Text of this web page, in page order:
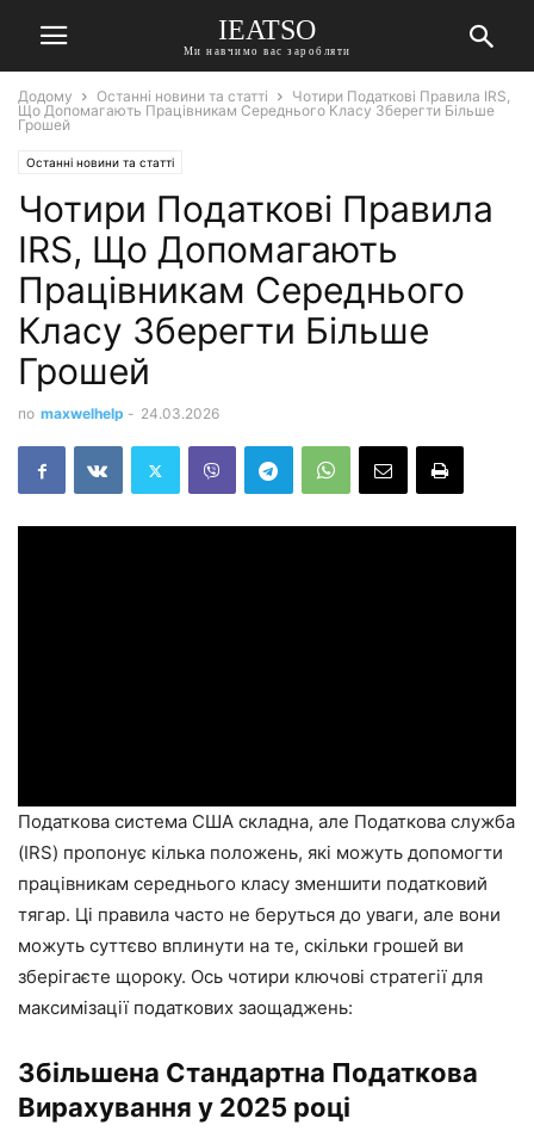
IEATSO
Ми навчимо вас заробляти
Додому Останні новини та статті
Чотири Податкові Правила IRS,
Що Допомагають Працівникам Середнього Класу Зберегти Більше
Грошей
Останні новини та статті
Чотири Податкові Правила
IRS, Що Допомагають
Працівникам Середнього
Класу Зберегти Більше
Грошей
по maxwelhelp - 24.03.2026
Податкова система США складна, але Податкова служба
(IRS) пропонує кілька положень, які можуть допомогти
працівникам середнього класу зменшити податковий
тягар. Ці правила часто не беруться до уваги, але вони
можуть суттєво вплинути на те, скільки грошей ви
зберігаєте щороку. Ось чотири ключові стратегії для
максимізації податкових заощаджень:
Збільшена Стандартна Податкова
Вирахування у 2025 році